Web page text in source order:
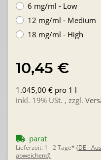
6 mg/ml - Low
12 mg/ml - Medium
18 mg/ml - High
10,45 €
1.045,00 € pro 1 l
inkl. 19% USt. , zzgl.
parat
Lieferzeit: 1 - 2 Tage* (DE -
abweichend)